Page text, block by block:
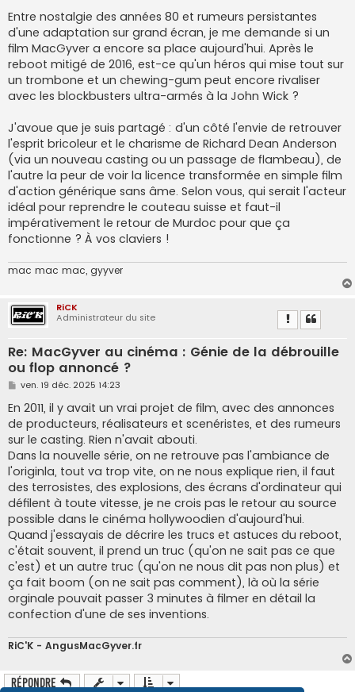
g
e
Entre nostalgie des années 80 et rumeurs persistantes
d'une adaptation sur grand écran, je me demande si un
film MacGyver a encore sa place aujourd'hui. Après le
reboot mitigé de 2016, est-ce qu'un héros qui mise tout sur
un trombone et un chewing-gum peut encore rivaliser
avec les blockbusters ultra-armés à la John Wick ?
J'avoue que je suis partagé : d'un côté l'envie de retrouver
l'esprit bricoleur et le charisme de Richard Dean Anderson
(via un nouveau casting ou un passage de flambeau), de
l'autre la peur de voir la licence transformée en simple film
d'action générique sans âme. Selon vous, qui serait l'acteur
idéal pour reprendre le couteau suisse et faut-il
impérativement le retour de Murdoc pour que ça
fonctionne ? À vos claviers !
mac mac mac, gyyver
RiCK
Administrateur du site
Re: MacGyver au cinéma : Génie de la débrouille
ou flop annoncé ?
M
s
s
a
g
e
ven. 19 déc. 2025 14:23
En 2011, il y avait un vrai projet de film, avec des annonces
de producteurs, réalisateurs et scenéristes, et des rumeurs
sur le casting. Rien n'avait abouti.
Dans la nouvelle série, on ne retrouve pas l'ambiance de
l'originla, tout va trop vite, on ne nous explique rien, il faut
des terrosistes, des explosions, des écrans d'ordinateur qui
défilent à toute vitesse, je ne crois pas le retour au source
possible dans le cinéma hollywoodien d'aujourd'hui.
Quand j'essayais de décrire les trucs et astuces du reboot,
c'était souvent, il prend un truc (qu'on ne sait pas ce que
c'est) et un autre truc (qu'on ne nous dit pas non plus) et
ça fait boom (on ne sait pas comment), là où la série
orginale pouvait passer 3 minutes à filmer en détail la
confection d'une de ses inventions.
RiC'K - AngusMacGyver.fr
Répondre